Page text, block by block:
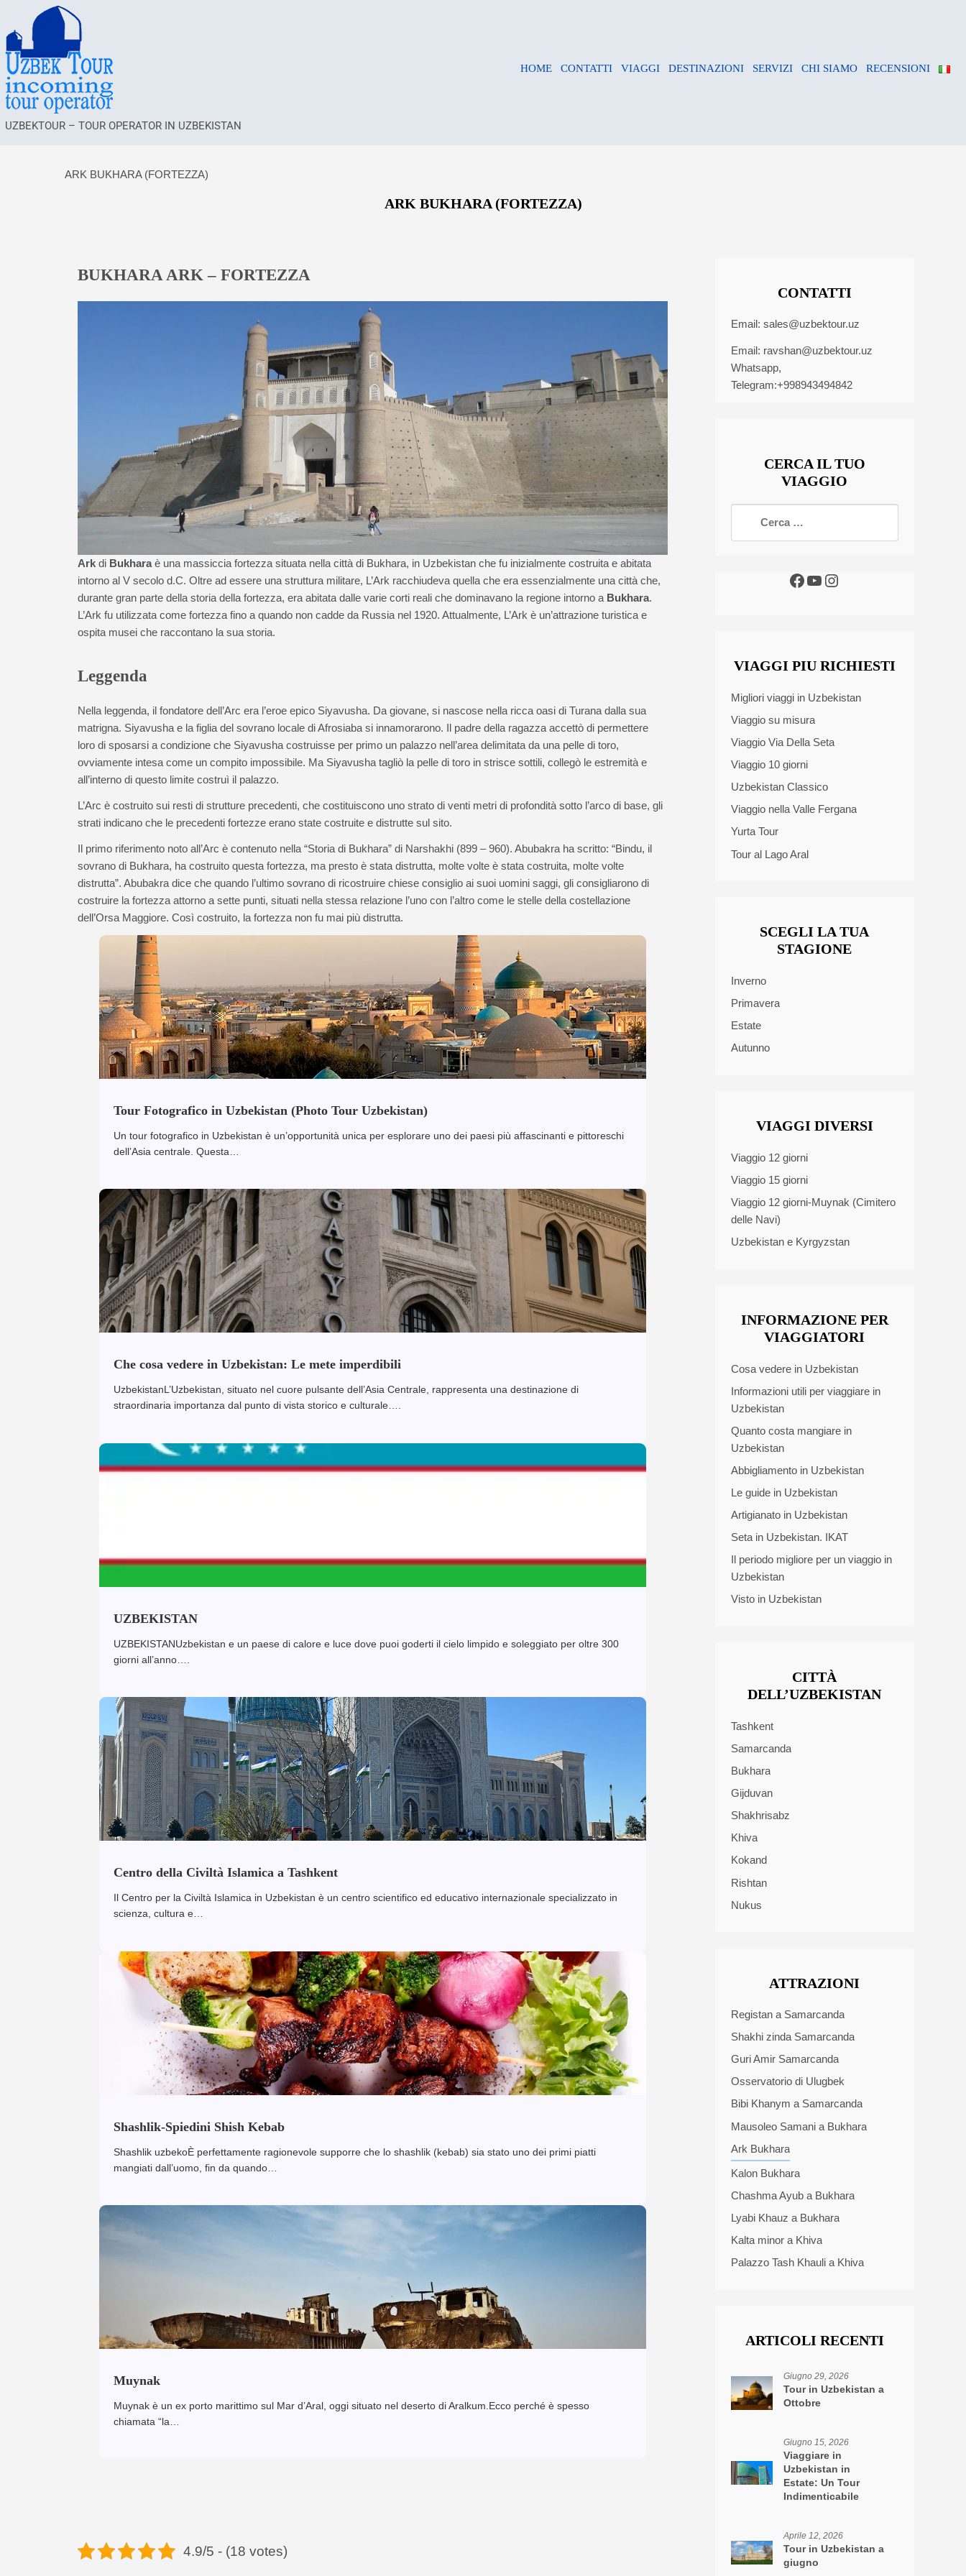
UZBEKTOUR – TOUR OPERATOR IN UZBEKISTAN
HOME CONTATTI VIAGGI DESTINAZIONI SERVIZI CHI SIAMO RECENSIONI
ARK BUKHARA (FORTEZZA)
ARK BUKHARA (FORTEZZA)
BUKHARA ARK – FORTEZZA
Ark di Bukharaè una massiccia fortezza situata nella città di Bukhara, in Uzbekistan che fu inizialmente costruita e abitata
intorno al V secolo d.C. Oltre ad essere una struttura militare, L’Ark racchiudeva quella che era essenzialmente una città che,
durante gran parte della storia della fortezza, era abitata dalle varie corti reali che dominavano la regione intorno a Bukhara.
L’Ark fu utilizzata come fortezza fino a quando non cadde da Russia nel 1920. Attualmente, L’Ark è un’attrazione turistica e
ospita musei che raccontano la sua storia.
Leggenda
Nella leggenda, il fondatore dell’Arc era l’eroe epico Siyavusha. Da giovane, si nascose nella ricca oasi di Turana dalla sua
matrigna. Siyavusha e la figlia del sovrano locale di Afrosiaba si innamorarono. Il padre della ragazza accettò di permettere
loro di sposarsi a condizione che Siyavusha costruisse per primo un palazzo nell’area delimitata da una pelle di toro,
ovviamente intesa come un compito impossibile. Ma Siyavusha tagliò la pelle di toro in strisce sottili, collegò le estremità e
all’interno di questo limite costruì il palazzo.
L’Arc è costruito sui resti di strutture precedenti, che costituiscono uno strato di venti metri di profondità sotto l’arco di base, gli
strati indicano che le precedenti fortezze erano state costruite e distrutte sul sito.
Il primo riferimento noto all’Arc è contenuto nella “Storia di Bukhara” di Narshakhi (899 – 960). Abubakra ha scritto: “Bindu, il
sovrano di Bukhara, ha costruito questa fortezza, ma presto è stata distrutta, molte volte è stata costruita, molte volte
distrutta”. Abubakra dice che quando l’ultimo sovrano di ricostruire chiese consiglio ai suoi uomini saggi, gli consigliarono di
costruire la fortezza attorno a sette punti, situati nella stessa relazione l’uno con l’altro come le stelle della costellazione
dell’Orsa Maggiore. Così costruito, la fortezza non fu mai più distrutta.
Tour Fotografico in Uzbekistan (Photo Tour Uzbekistan)
Un tour fotografico in Uzbekistan è un’opportunità unica per esplorare uno dei paesi più affascinanti e pittoreschi
dell’Asia centrale. Questa…
Che cosa vedere in Uzbekistan: Le mete imperdibili
UzbekistanL’Uzbekistan, situato nel cuore pulsante dell’Asia Centrale, rappresenta una destinazione di
straordinaria importanza dal punto di vista storico e culturale….
UZBEKISTAN
UZBEKISTANUzbekistan e un paese di calore e luce dove puoi goderti il ​​cielo limpido e soleggiato per oltre 300
giorni all’anno….
Centro della Civiltà Islamica a Tashkent
Il Centro per la Civiltà Islamica in Uzbekistan è un centro scientifico ed educativo internazionale specializzato in
scienza, cultura e…
Shashlik-Spiedini Shish Kebab
Shashlik uzbekoÈ perfettamente ragionevole supporre che lo shashlik (kebab) sia stato uno dei primi piatti
mangiati dall’uomo, fin da quando…
Muynak
Muynak è un ex porto marittimo sul Mar d’Aral, oggi situato nel deserto di Aralkum.Ecco perché è spesso
chiamata “la…
4.9/5 - (18 votes)
CONTATTI
Email: sales@uzbektour.uz
Email: ravshan@uzbektour.uz
Whatsapp,
Telegram:+998943494842
CERCA IL TUO
VIAGGIO
VIAGGI PIU RICHIESTI
Migliori viaggi in Uzbekistan
Viaggio su misura
Viaggio Via Della Seta
Viaggio 10 giorni
Uzbekistan Classico
Viaggio nella Valle Fergana
Yurta Tour
Tour al Lago Aral
SCEGLI LA TUA
STAGIONE
Inverno
Primavera
Estate
Autunno
VIAGGI DIVERSI
Viaggio 12 giorni
Viaggio 15 giorni
Viaggio 12 giorni-Muynak (Cimitero
delle Navi)
Uzbekistan e Kyrgyzstan
INFORMAZIONE PER
VIAGGIATORI
Cosa vedere in Uzbekistan
Informazioni utili per viaggiare in
Uzbekistan
Quanto costa mangiare in
Uzbekistan
Abbigliamento in Uzbekistan
Le guide in Uzbekistan
Artigianato in Uzbekistan
Seta in Uzbekistan. IKAT
Il periodo migliore per un viaggio in
Uzbekistan
Visto in Uzbekistan
CITTÀ
DELL’UZBEKISTAN
Tashkent
Samarcanda
Bukhara
Gijduvan
Shakhrisabz
Khiva
Kokand
Rishtan
Nukus
ATTRAZIONI
Registan a Samarcanda
Shakhi zinda Samarcanda
Guri Amir Samarcanda
Osservatorio di Ulugbek
Bibi Khanym a Samarcanda
Mausoleo Samani a Bukhara
Ark Bukhara
Kalon Bukhara
Chashma Ayub a Bukhara
Lyabi Khauz a Bukhara
Kalta minor a Khiva
Palazzo Tash Khauli a Khiva
ARTICOLI RECENTI
Giugno 29, 2026
Tour in Uzbekistan a
Ottobre
Giugno 15, 2026
Viaggiare in
Uzbekistan in
Estate: Un Tour
Indimenticabile
Aprile 12, 2026
Tour in Uzbekistan a
giugno